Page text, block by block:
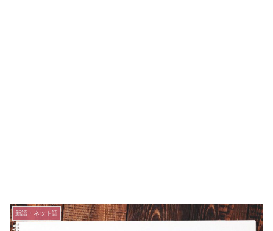
新語・ネット語